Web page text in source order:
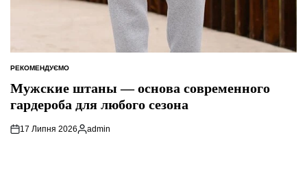
ОПУБЛІКУВАТИ
РЕКОМЕНДУЄМО
Мужские штаны — основа современного
гардероба для любого сезона
17 Липня 2026
Опубліковано
admin